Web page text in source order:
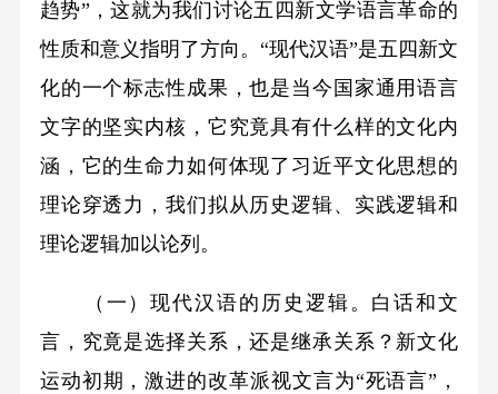
趋势”，这就为我们讨论五四新文学语言革命的
性质和意义指明了方向。“现代汉语”是五四新文
化的一个标志性成果，也是当今国家通用语言
文字的坚实内核，它究竟具有什么样的文化内
涵，它的生命力如何体现了习近平文化思想的
理论穿透力，我们拟从历史逻辑、实践逻辑和
理论逻辑加以论列。
（一）现代汉语的历史逻辑。白话和文
言，究竟是选择关系，还是继承关系？新文化
运动初期，激进的改革派视文言为“死语言”，